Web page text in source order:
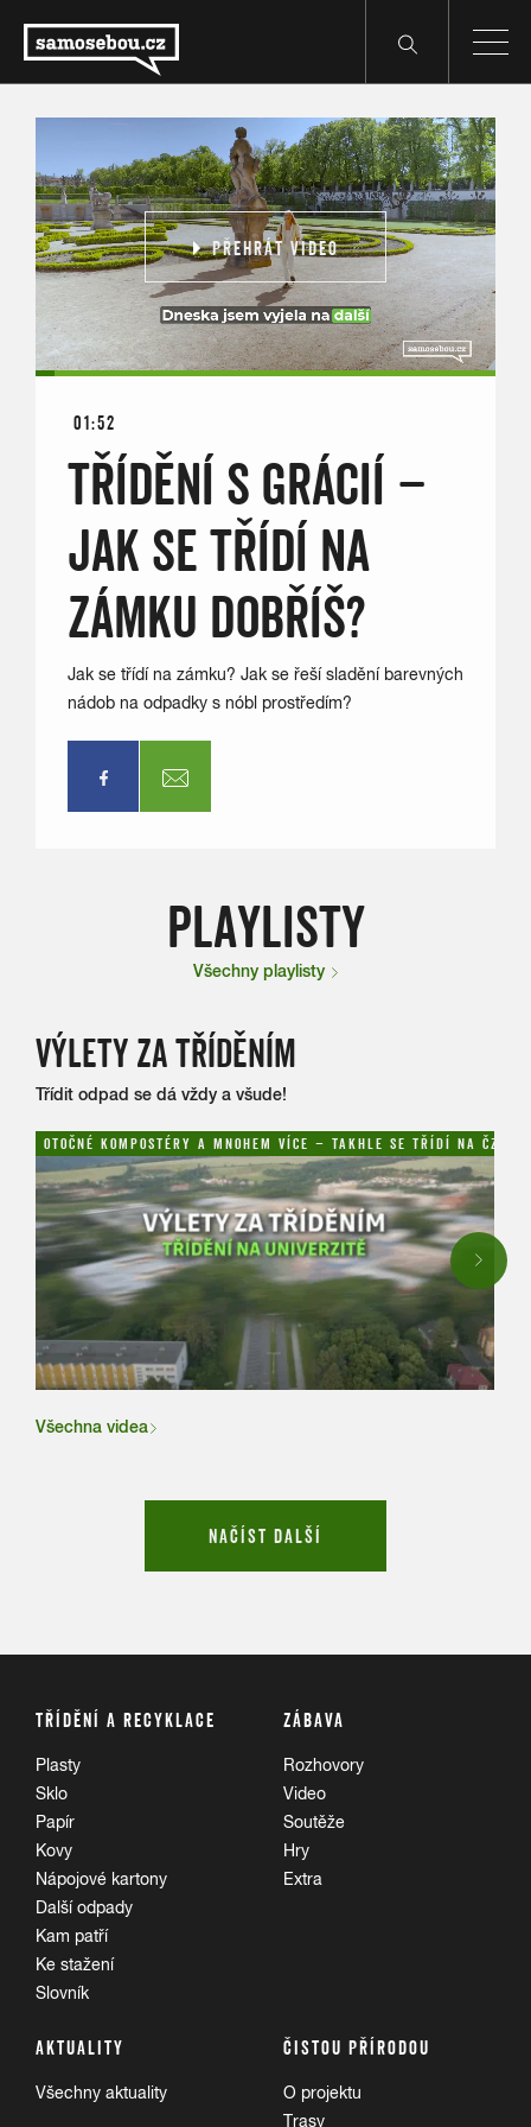
PŘEHRÁT VIDEO
01:52
TŘÍDĚNÍ S GRÁCIÍ –
JAK SE TŘÍDÍ NA
ZÁMKU DOBŘÍŠ?
Jak se třídí na zámku? Jak se řeší sladění barevných
nádob na odpadky s nóbl prostředím?
PLAYLISTY
Všechny playlisty
VÝLETY ZA TŘÍDĚNÍM
Třídit odpad se dá vždy a všude!
OTOČNÉ KOMPOSTÉRY A MNOHEM VÍCE – TAKHLE SE TŘÍDÍ NA ČZU!
Next
Všechna videa
NAČÍST DALŠÍ
TŘÍDĚNÍ A RECYKLACE
Plasty
Sklo
Papír
Kovy
Nápojové kartony
Další odpady
Kam patří
Ke stažení
Slovník
ZÁBAVA
Rozhovory
Video
Soutěže
Hry
Extra
AKTUALITY
Všechny aktuality
ČISTOU PŘÍRODOU
O projektu
Trasy